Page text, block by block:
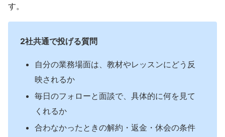
す。
2社共通で投げる質問
自分の業務場面は、教材やレッスンにどう反
映されるか
毎日のフォローと面談で、具体的に何を見て
くれるか
合わなかったときの解約・返金・休会の条件